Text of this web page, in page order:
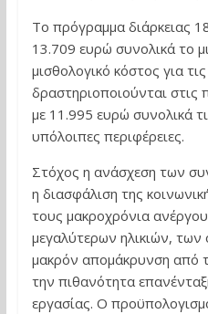
Το πρόγραμμα διάρκειας
13.709 ευρώ συνολικά το
μισθολογικό κόστος για
δραστηριοποιούνται στις
με 11.995 ευρώ συνολικά
υπόλοιπες περιφέρειες.
Στόχος η ανάσχεση των
η διασφάλιση της
τους μακροχρόνια
μεγαλύτερων ηλικιών, των
μακρόν απομάκρυνση από
την πιθανότητα
εργασίας. Ο